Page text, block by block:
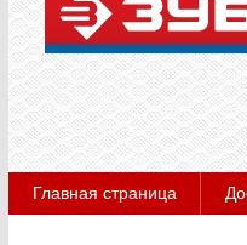
Главная страница